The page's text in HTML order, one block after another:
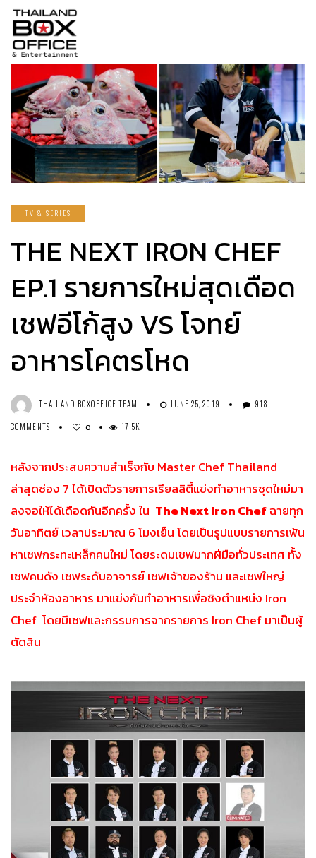
TV & SERIES
THE NEXT IRON CHEF
EP.1 รายการใหม่สุดเดือด
เชฟอีโก้สูง VS โจทย์
อาหารโคตรโหด
THAILAND BOXOFFICE TEAM JUNE 25, 2019
918
COMMENTS
0 17.5K
หลังจากประสบความสำเร็จกับ Master Chef Thailand
ล่าสุดช่อง 7 ได้เปิดตัวรายการเรียลลิตี้แข่งทำอาหารชุดใหม่มา
ลงจอให้ได้เดือดกันอีกครั้ง ใน The Next Iron Chefฉายทุก
วันอาทิตย์ เวลาประมาณ 6 โมงเย็น โดยเป็นรูปแบบรายการเฟ้น
หาเชฟกระทะเหล็กคนใหม่ โดยระดมเชฟมากฝีมือทั่วประเทศ ทั้ง
เชฟคนดัง เชฟระดับอาจารย์ เชฟเจ้าของร้าน และเชฟใหญ่
ประจำห้องอาหาร มาแข่งกันทำอาหารเพื่อชิงตำแหน่ง Iron
Chef โดยมีเชฟและกรรมการจากรายการ Iron Chef มาเป็นผู้
ตัดสิน